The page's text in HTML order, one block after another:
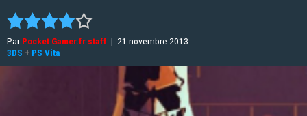
Par Pocket Gamer.fr staff | 21 novembre 2013
3DS + PS Vita